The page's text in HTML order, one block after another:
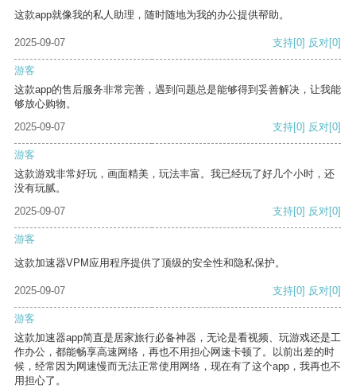
这款app就像我的私人助理，随时随地为我的办公提供帮助。
2025-09-07 支持[0] 反对[0]
游客
这款app的售后服务非常完善，遇到问题总是能够得到妥善解决，让我能
够放心购物。
2025-09-07
支持[0] 反对[0]
游客
这款游戏非常好玩，画面精美，玩法丰富。我已经玩了好几个小时，还
没有玩腻。
2025-09-07
支持[0] 反对[0]
游客
这款加速器VPM应用程序提供了顶级的安全性和隐私保护。
2025-09-07 支持[0] 反对[0]
游客
这款加速器app简直是居家旅行必备神器，无论是看视频、玩游戏还是工
作办公，都能畅享高速网络，再也不用担心网速卡顿了。以前出差的时
候，经常因为网速慢而无法正常使用网络，现在有了这个app，我再也不
用担心了。